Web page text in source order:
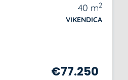
40 m2
VIKENDICA
€77.250